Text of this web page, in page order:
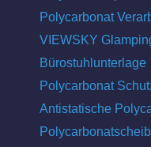
Polycarbonat
VIEWSKY
Bürostuhlunterlage
Polycarbonat
Antistatische